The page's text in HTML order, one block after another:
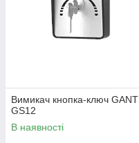
Вимикач кнопка-ключ GANT
GS12
В наявності